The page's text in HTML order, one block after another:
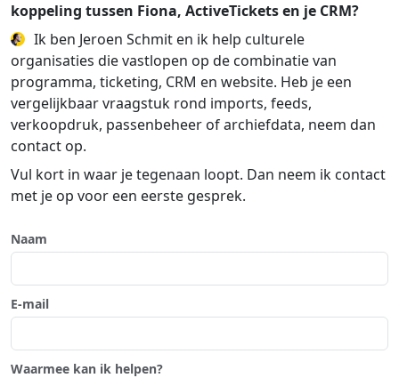
koppeling tussen Fiona, ActiveTickets en je CRM?
Ik ben Jeroen Schmit en ik help culturele
organisaties die vastlopen op de combinatie van
programma, ticketing, CRM en website. Heb je een
vergelijkbaar vraagstuk rond imports, feeds,
verkoopdruk, passenbeheer of archiefdata, neem dan
contact op.
Vul kort in waar je tegenaan loopt. Dan neem ik contact
met je op voor een eerste gesprek.
Naam
E-mail
Waarmee kan ik helpen?